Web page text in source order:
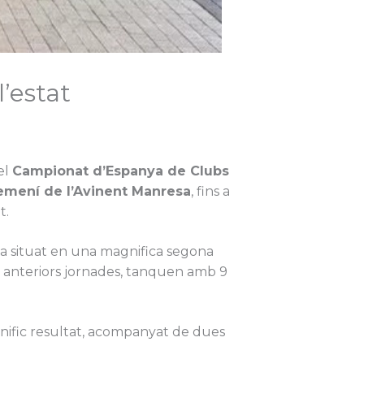
Campionat d’Espanya de Clubs
de l’Avinent Manresa, fins a
situat en una magnifica segona
jornades, tanquen amb 9
resultat, acompanyat de dues